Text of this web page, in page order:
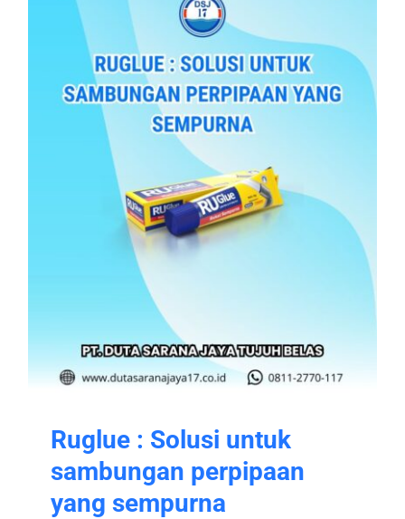
Ruglue : Solusi untuk
sambungan perpipaan
yang sempurna